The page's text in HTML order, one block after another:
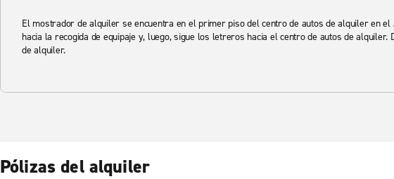
El mostrador de alquiler se encuentra en el primer piso del centro de autos de alquiler en el
hacia la recogida de equipaje y, luego, sigue los letreros hacia el centro de autos de
de alquiler.
Pólizas del alquiler